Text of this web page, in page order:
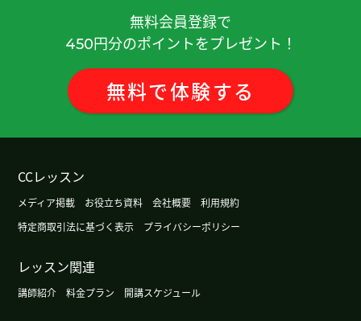
無料会員登録で
450円分のポイントをプレゼント！
無料で体験する
CCレッスン
メディア掲載 お役立ち資料 会社概要
利用規約
特定商取引法に基づく表示
プライバシーポリシー
レッスン関連
講師紹介 料金プラン 開講スケジュール